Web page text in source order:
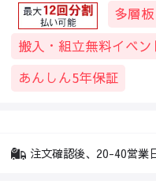
多層板
搬入・組立無料イベン
あんしん5年保証
注文確認後、20-40営業